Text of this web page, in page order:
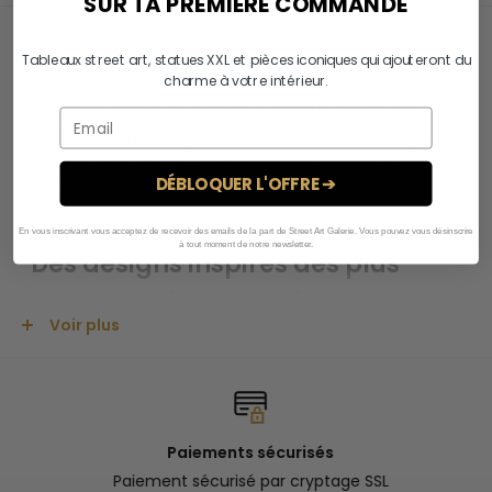
Les coques street artsont le moyen le plus simple
d'afficher votre style urbain au quotidien. Banksy, Alec
Monopoly, graffiti ou pop art — chaque design est
imprimé sur une coque en silicone TPU antichoc qui
protège votre iPhone ou Samsung des rayures et des
Des designs inspirés des plus
Vous trouverez des reproductions des œuvres de
d'Alec Monopoly avec ses personnages pop colorés.
Voir plus
Paiements sécurisés
Paiement sécurisé par cryptage SSL
Tableaux street art, statues XXL et pièces iconiques qui ajouteront du
charme à votre intérieur.
DÉBLOQUER L'OFFRE ➔
En vous inscrivant vous acceptez de recevoir des emails de la part de Street Art Galerie. Vous pouvez vous désinscrire
à tout moment de notre newsletter.